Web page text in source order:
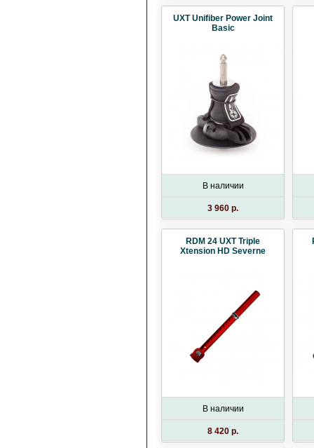
UXT Unifiber Power Joint
Basic
В наличии
3 960 p.
RDM 24 UXT Triple
Xtension HD Severne
В наличии
8 420 p.